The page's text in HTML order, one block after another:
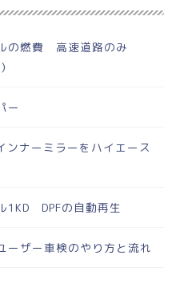
の燃費 高速道路のみ
ー
ンナーミラーをハイエース
DPFの自動再生
ザー車検のやり方と流れ